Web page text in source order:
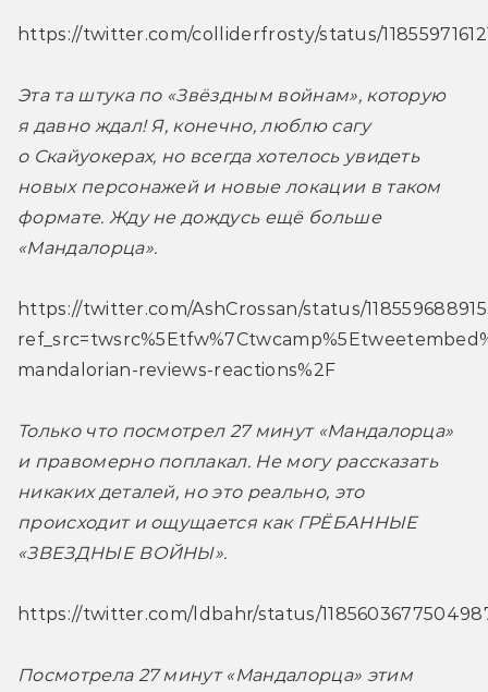
https://twitter.com/colliderfrosty/status/
Эта та штука по «Звёздным войнам», которую
я давно ждал! Я, конечно, люблю сагу
о Скайуокерах, но всегда хотелось увидеть
новых персонажей и новые локации в таком
формате. Жду не дождусь ещё больше
«Мандалорца».
https://twitter.com/AshCrossan/status/
mandalorian-reviews-reactions%2F
Только что посмотрел 27 минут «Мандалорца»
и правомерно поплакал. Не могу рассказать
никаких деталей, но это реально, это
происходит и ощущается как ГРЁБАННЫЕ
«ЗВЕЗДНЫЕ ВОЙНЫ».
https://twitter.com/ldbahr/status/
Посмотрела 27 минут «Мандалорца» этим